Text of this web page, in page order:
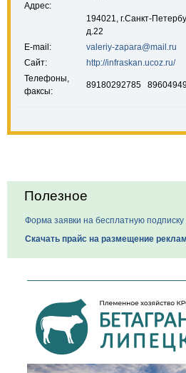
Адрес:
194021, г.Санкт-
д.22
E-mail:
valeriy-zapara@mail.ru
Сайт:
http://infraskan.ucoz.ru/
Телефоны,
факсы:
89180292785
Полезное
Форма заявки на бесплатную подписку
Скачать прайс на размещение